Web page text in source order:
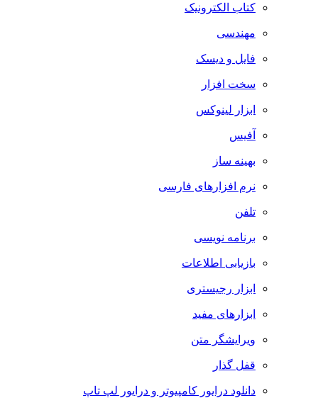
کتاب الکترونیک
مهندسی
فایل و دیسک
سخت افزار
ابزار لینوکس
آفیس
بهینه ساز
نرم افزارهای فارسی
تلفن
برنامه نویسی
بازیابی اطلاعات
ابزار رجیستری
ابزارهای مفید
ویرایشگر متن
قفل گذار
دانلود درایور کامپیوتر و درایور لپ تاپ